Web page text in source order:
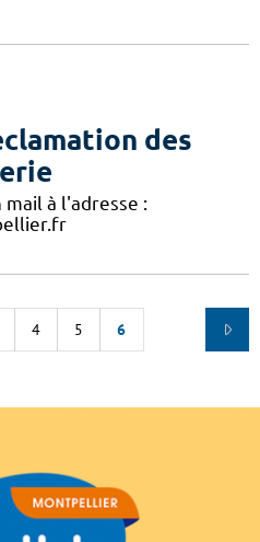
des
à l'adresse :
4 5 6